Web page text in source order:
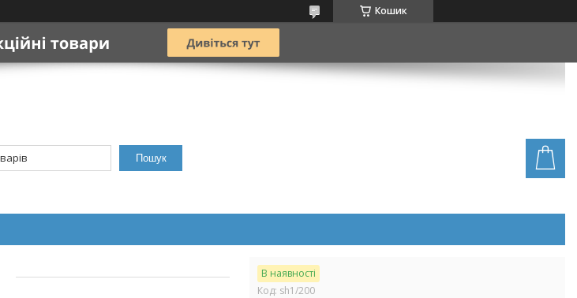
Кошик
Пошук
В наявності
Код: sh1/200